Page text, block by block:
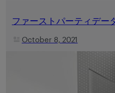
ファーストパーティデー
October 8, 2021